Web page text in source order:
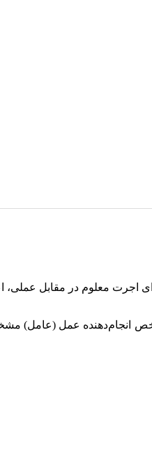
به ادای اجرت معلوم در مقابل
انجام‌دهنده عمل (عامل)